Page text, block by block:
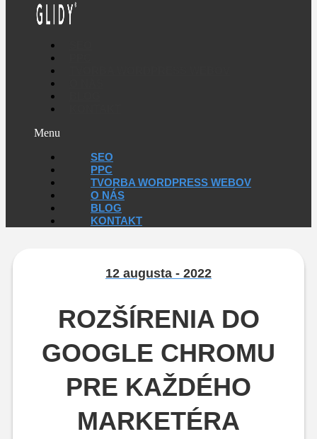
Menu
SEO
PPC
TVORBA WORDPRESS WEBOV
O NÁS
BLOG
KONTAKT
12 augusta - 2022
ROZŠÍRENIA DO
GOOGLE CHROMU
PRE KAŽDÉHO
MARKETÉRA